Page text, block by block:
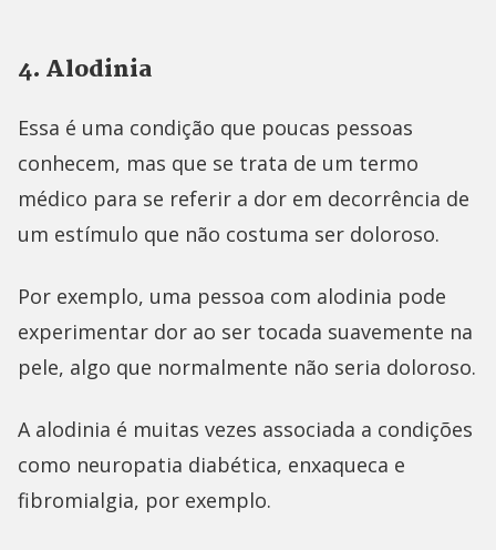
4. Alodinia
Essa é uma condição que poucas pessoas
conhecem, mas que se trata de um termo
médico para se referir a dor em decorrência de
um estímulo que não costuma ser doloroso.
Por exemplo, uma pessoa com alodinia pode
experimentar dor ao ser tocada suavemente na
pele, algo que normalmente não seria doloroso.
A alodinia é muitas vezes associada a condições
como neuropatia diabética, enxaqueca e
fibromialgia, por exemplo.